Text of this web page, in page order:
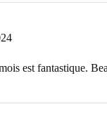
est fantastique.